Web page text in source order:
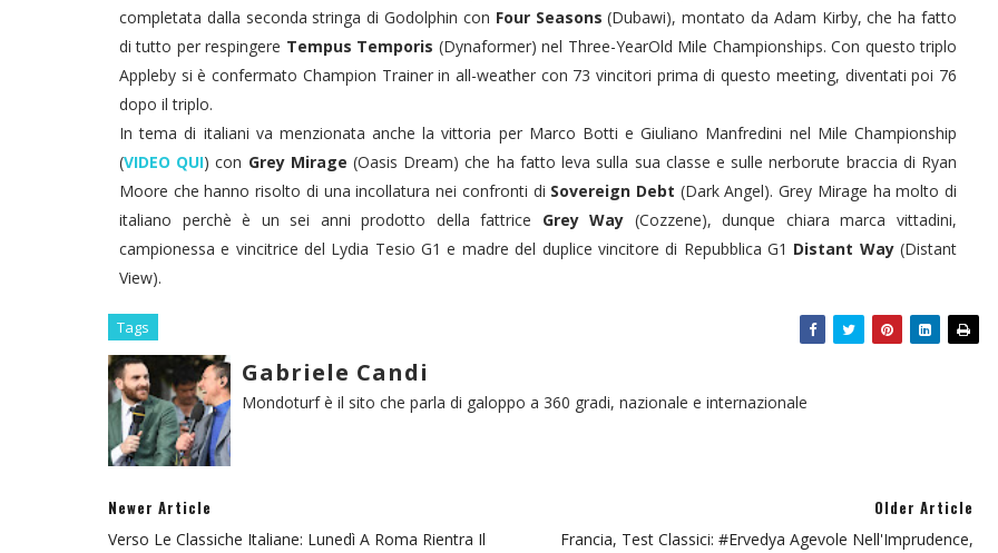
completata dalla seconda stringa di Godolphin con Four Seasons (Dubawi), montato da Adam Kirby, che ha fatto
di tutto per respingere Tempus Temporis (Dynaformer) nel Three-YearOld Mile Championships. Con questo triplo
Appleby si è confermato Champion Trainer in all-weather con 73 vincitori prima di questo meeting, diventati poi 76
dopo il triplo.
In tema di italiani va menzionata anche la vittoria per Marco Botti e Giuliano Manfredini nel Mile Championship
(VIDEO QUI) con Grey Mirage (Oasis Dream) che ha fatto leva sulla sua classe e sulle nerborute braccia di Ryan
Moore che hanno risolto di una incollatura nei confronti di Sovereign Debt (Dark Angel). Grey Mirage ha molto di
italiano perchè è un sei anni prodotto della fattrice Grey Way (Cozzene), dunque chiara marca vittadini,
campionessa e vincitrice del Lydia Tesio G1 e madre del duplice vincitore di Repubblica G1 Distant Way(Distant
View).
Tags
Gabriele Candi
Mondoturf è il sito che parla di galoppo a 360 gradi, nazionale e internazionale
Newer Article
Verso Le Classiche Italiane: Lunedì A Roma Rientra Il
Older Article
Francia, Test Classici: #Ervedya Agevole Nell'Imprudence,